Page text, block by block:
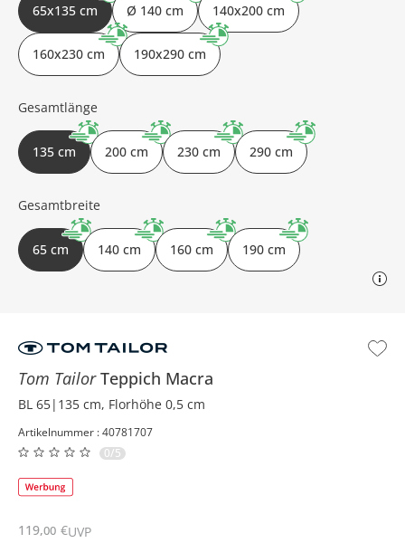
Tom TailorTeppich Macra
BL 65|135 cm, Florhöhe 0,5 cm
Artikelnummer : 40781707
0/5
119,00 €UVP
65x135 cm Ø 140 cm 140x200 cm
160x230 cm 190x290 cm
Gesamtlänge
135 cm 200 cm 230 cm 290 cm
Gesamtbreite
65 cm 140 cm 160 cm 190 cm